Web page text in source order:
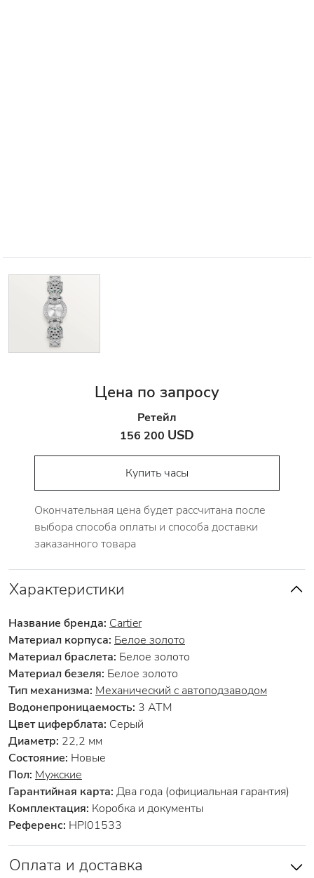
Цена по запросу
Ретейл
156 200 USD
Купить часы
Окончательная цена будет рассчитана после
выбора способа оплаты и способа доставки
заказанного товара
Характеристики
Название бренда: Cartier
Материал корпуса: Белое золото
Материал браслета: Белое золото
Материал безеля: Белое золото
Тип механизма: Механический с автоподзаводом
Водонепроницаемость: 3 АТМ
Цвет циферблата: Серый
Диаметр: 22,2 мм
Состояние: Новые
Пол: Мужские
Гарантийная карта: Два года (официальная гарантия)
Комплектация: Коробка и документы
Референс: HPI01533
Оплата и доставка